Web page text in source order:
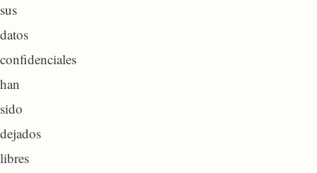
sus
datos
confidenciales
han
sido
dejados
libres